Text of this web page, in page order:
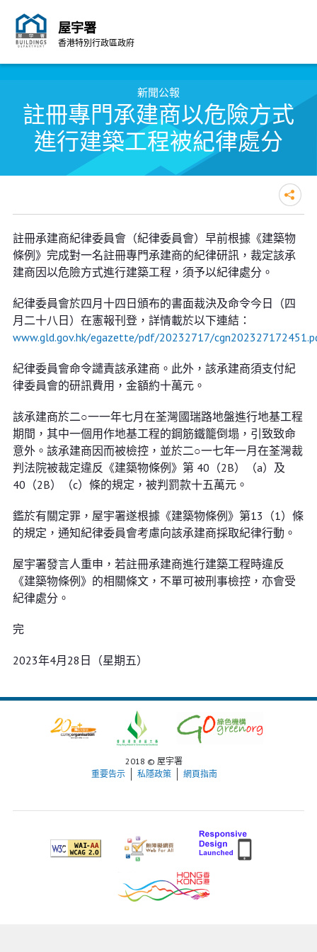
屋宇署
香港特別行政區政府
新聞公報
註冊專門承建商以危險方式
進行建築工程被紀律處分
註冊專門承建商以危險方式進行建
築工程被紀律處分
註冊承建商紀律委員會（紀律委員會）早前根據《建築物
條例》完成對一名註冊專門承建商的紀律研訊，裁定該承
建商因以危險方式進行建築工程，須予以紀律處分。
紀律委員會於四月十四日頒布的書面裁決及命令今日（四
月二十八日）在憲報刊登，詳情載於以下連結：
www.gld.gov.hk/egazette/pdf/20232717/
紀律委員會命令譴責該承建商。此外，該承建商須支付紀
律委員會的研訊費用，金額約十萬元。
該承建商於二○一一年七月在荃灣國瑞路地盤進行地基工程
期間，其中一個用作地基工程的鋼筋鐵籠倒塌，引致致命
意外。該承建商因而被檢控，並於二○一七年一月在荃灣裁
判法院被裁定違反《建築物條例》第 40（2B）（a）及
40（2B）（c）條的規定，被判罰款十五萬元。
鑑於有關定罪，屋宇署遂根據《建築物條例》第13（1）條
的規定，通知紀律委員會考慮向該承建商採取紀律行動。
屋宇署發言人重申，若註冊承建商進行建築工程時違反
《建築物條例》的相關條文，不單可被刑事檢控，亦會受
紀律處分。
完
2023年4月28日（星期五）
2018 © 屋宇署
重要告示
私隱政策 網頁指南